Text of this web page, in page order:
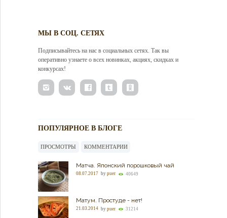
МЫ В СОЦ. СЕТЯХ
Подписывайтесь на нас в социальных сетях. Так вы
оперативно узнаете о всех новинках, акциях, скидках и
конкурсах!
ПОПУЛЯРНОЕ В БЛОГЕ
ПРОСМОТРЫ КОММЕНТАРИИ
Матча. Японский порошковый чай
08.07.2017 by puer 40649
Матум. Простуде - нет!
21.03.2014 by puer 31214